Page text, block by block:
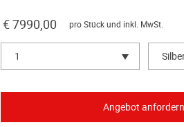
€ 7990,00 pro Stück und inkl. MwSt.
1